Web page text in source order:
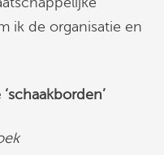
ik de organisatie en